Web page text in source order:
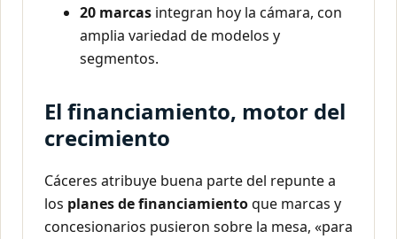
20 marcas integran hoy la cámara, con
amplia variedad de modelos y
segmentos.
El financiamiento, motor del
crecimiento
Cáceres atribuye buena parte del repunte a
los planes de financiamientoque marcas y
concesionarios pusieron sobre la mesa, «para